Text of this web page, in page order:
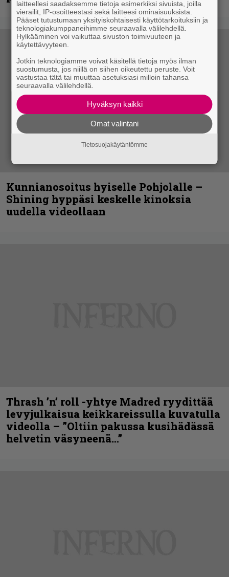
Kunnianosoitus hyiselle Pohjolalle –
Shining hyppäsi keskelle kinoksia
uudella videollaan
Thrash ’n’ roll -yhtye Madred ryydittää
levyjulkaisua keikkareissulla kuvatulla
videolla – ”Oltiin pakussa kusihädässä
helvetin väsyneenä…”
laitteellesi saadaksemme tietoja esimerkiksi sivuista, joilla
vierailit, IP-osoitteestasi sekä laitteesi ominaisuuksista.
Pääset tutustumaan yksityiskohtaisesti käyttötarkoituksiin ja
teknologiakumppaneihimme seuraavalla välilehdellä.
Hylkääminen voi vaikuttaa sivuston toimivuuteen ja
käytettävyyteen.
Jotkin teknologiamme voivat käsitellä tietoja myös ilman
suostumusta, jos niillä on siihen oikeutettu peruste. Voit
vastustaa tätä tai muuttaa asetuksiasi milloin tahansa
seuraavalla välilehdellä.
Hyväksyn kaikki
Omat valintani
Tietosuojakäytäntömme